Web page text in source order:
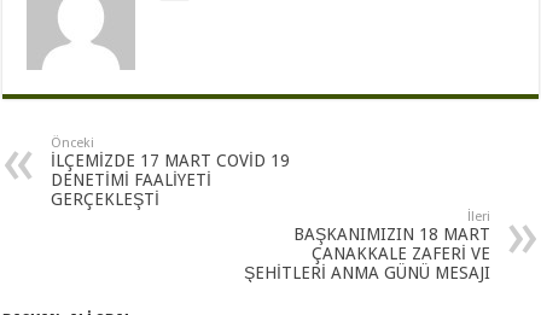
Önceki
İLÇEMİZDE 17 MART COVİD 19
DENETİMİ FAALİYETİ
GERÇEKLEŞTİ
İleri
BAŞKANIMIZIN 18 MART
ÇANAKKALE ZAFERİ VE
ŞEHİTLERİ ANMA GÜNÜ MESAJI